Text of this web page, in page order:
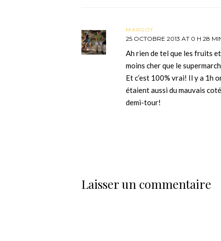
MARGOT
25 OCTOBRE 2013 AT 0 H 28
Ah rien de tel que les fruits
moins cher que le
Et c’est 100% vrai! Il y a 1h
étaient aussi du mauvais
demi-tour!
Laisser un commentaire